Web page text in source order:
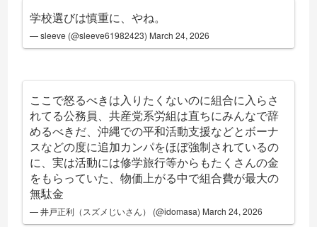
学校選びは慎重に、やね。
— sleeve (@sleeve61982423) March 24, 2026
ここで怒るべきは入りたくないのに組合に入らさ
れてる公務員、共産党系労組は直ちにみんなで辞
めるべきだ、沖縄での平和活動支援などとボーナ
スなどの度に追加カンパをほぼ強制されているの
に、実は活動には修学旅行等からもたくさんの金
をもらっていた、物価上がる中で組合費が最大の
無駄金
— 井戸正利（スズメじいさん） (@idomasa) March 24, 2026